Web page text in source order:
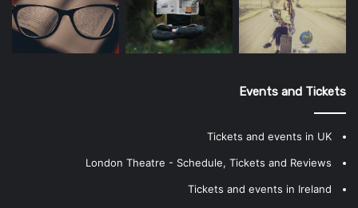
Events and Tickets
Tickets and events in UK
London Theatre - Schedule, Tickets and Reviews
Tickets and events in Ireland